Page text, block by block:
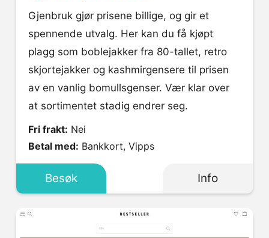
Gjenbruk gjør prisene billige, og gir et
spennende utvalg. Her kan du få kjøpt
plagg som boblejakker fra 80-tallet, retro
skjortejakker og kashmirgensere til prisen
av en vanlig bomullsgenser. Vær klar over
at sortimentet stadig endrer seg.
Fri frakt: Nei
Betal med: Bankkort, Vipps
Besøk Info